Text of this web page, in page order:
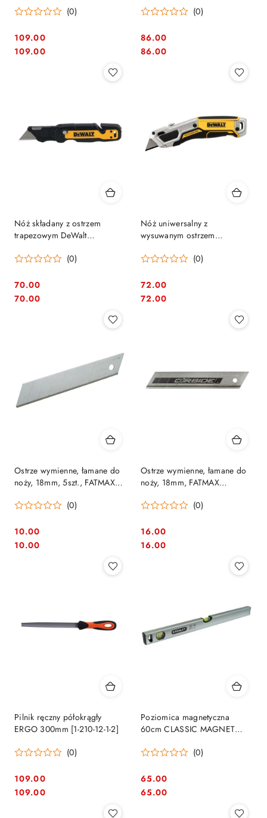
(0)
Cena:
109.00
Cena:
109.00
(0)
Cena:
86.00
Cena:
86.00
Nóż składany z ostrzem
trapezowym DeWalt
(0)
Cena:
70.00
Cena:
70.00
Nóż uniwersalny z
wysuwanym ostrzem
[DWHT10999-0] z
(0)
Cena:
72.00
Cena:
72.00
Ostrze wymienne, łamane do
noży, 18mm, 5szt., FATMAX
(0)
Cena:
10.00
Cena:
10.00
Ostrze wymienne, łamane do
noży, 18mm, FATMAX
11818]
(0)
Cena:
16.00
Cena:
16.00
Pilnik ręczny półokrągły
ERGO 300mm [1-210-12-1-2]
(0)
Cena:
109.00
Cena:
109.00
Poziomica magnetyczna
60cm CLASSIC MAGNET
(0)
Cena:
65.00
Cena:
65.00